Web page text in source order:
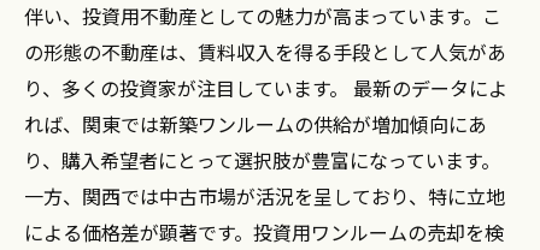
伴い、投資用不動産としての魅力が高まっています。こ
の形態の不動産は、賃料収入を得る手段として人気があ
り、多くの投資家が注目しています。 最新のデータによ
れば、関東では新築ワンルームの供給が増加傾向にあ
り、購入希望者にとって選択肢が豊富になっています。
一方、関西では中古市場が活況を呈しており、特に立地
による価格差が顕著です。投資用ワンルームの売却を検